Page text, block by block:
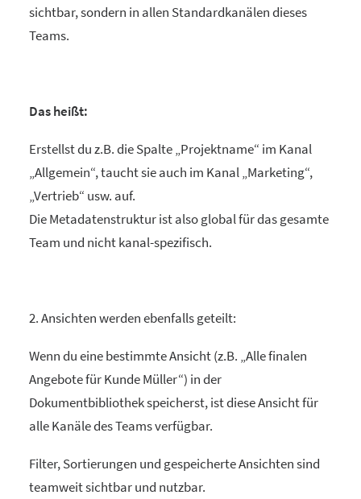
sichtbar, sondern in allen Standardkanälen dieses
Teams.
Das heißt:
Erstellst du z.B. die Spalte „Projektname“ im Kanal
„Allgemein“, taucht sie auch im Kanal „Marketing“,
„Vertrieb“ usw. auf.
Die Metadatenstruktur ist also global für das gesamte
Team und nicht kanal-spezifisch.
2. Ansichten werden ebenfalls geteilt:
Wenn du eine bestimmte Ansicht (z.B. „Alle finalen
Angebote für Kunde Müller“) in der
Dokumentbibliothek speicherst, ist diese Ansicht für
alle Kanäle des Teams verfügbar.
Filter, Sortierungen und gespeicherte Ansichten sind
teamweit sichtbar und nutzbar.